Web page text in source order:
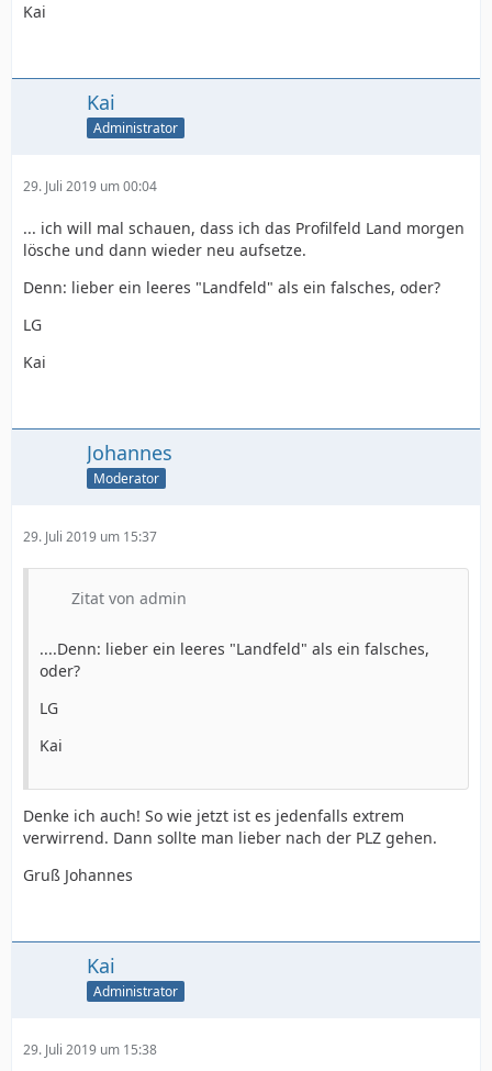
Kai
Kai
Administrator
29. Juli 2019 um 00:04
... ich will mal schauen, dass ich das Profilfeld Land morgen
lösche und dann wieder neu aufsetze.
Denn: lieber ein leeres "Landfeld" als ein falsches, oder?
LG
Kai
Johannes
Moderator
29. Juli 2019 um 15:37
Zitat von admin
....Denn: lieber ein leeres "Landfeld" als ein falsches,
oder?
LG
Kai
Denke ich auch! So wie jetzt ist es jedenfalls extrem
verwirrend. Dann sollte man lieber nach der PLZ gehen.
Gruß Johannes
Kai
Administrator
29. Juli 2019 um 15:38